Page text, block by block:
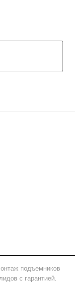
подъемников
с гарантией.